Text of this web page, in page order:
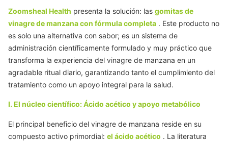
Zoomsheal Health presenta la solución: las gomitas de
vinagre de manzana con fórmula completa . Este producto no
es solo una alternativa con sabor; es un sistema de
administración científicamente formulado y muy práctico que
transforma la experiencia del vinagre de manzana en un
agradable ritual diario, garantizando tanto el cumplimiento del
tratamiento como un apoyo integral para la salud.
I. El núcleo científico: Ácido acético y apoyo metabólico
El principal beneficio del vinagre de manzana reside en su
compuesto activo primordial: el ácido acético . La literatura